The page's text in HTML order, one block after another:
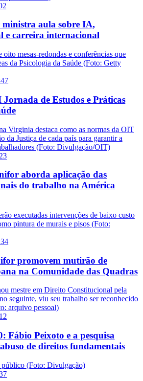
aula sobre IA,
e carreira internacional
de Estudos e Práticas
aborda aplicação das
do trabalho na América
promovem mutirão de
na Comunidade das Quadras
Fábio Peixoto e a pesquisa
de direitos fundamentais